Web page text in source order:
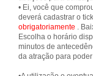
• Ei, você que
deverá cadastrar o
obrigatoriamente .
Escolha o horário
minutos de
da atração para